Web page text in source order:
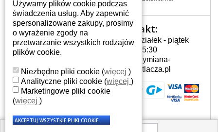
wyłącznie wysokiej jakości
oryginalne matryce klasy A+ bez
wadliwych pikseli.
JAK WYBRAĆ ODPOWIEDNI EKRAN
DO LAPTOPA HP G62-B28SA?
Odpowiedni ekran można dobrać do
konkretnego modelu laptopa, którego
oznaczenie można znaleźć na naklejce
na spodzie laptopa lub pod baterią, bywa
również umieszczone na ramkach lub
pęknięty ekran został zdemontowany, w
Twoje konto
Twoje konto
Dane osobowe
Adresy
Historia zamówień
Kontakt:
Poniedziałek - piątek
7:00 - 15:30
info@wymiana-
wyswietlacza.pl
Używamy plików cookie podczas
świadczenia usług. Aby zapewnić
spersonalizowane zakupy, prosimy
o wyrażenie zgody na
przetwarzanie wszystkich rodzajów
plików cookie.
Niezbędne pliki cookie (więcej )
Analityczne pliki cookie (więcej )
Marketingowe pliki cookie
(więcej )